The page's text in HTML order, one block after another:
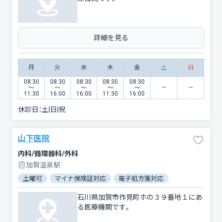
詳細を見る
月 火 水 木 金 土 日
08:30
〜
11:30
08:30
〜
16:00
08:30
〜
16:00
08:30
〜
11:30
08:30
〜
16:00
休診日：土|日|祝
山下医院
内科/循環器科/外科
加賀温泉駅
土曜可 マイナ保険証対応 電子処方箋対応
石川県加賀市作見町ホの３９番地１にあ
る医療機関です。